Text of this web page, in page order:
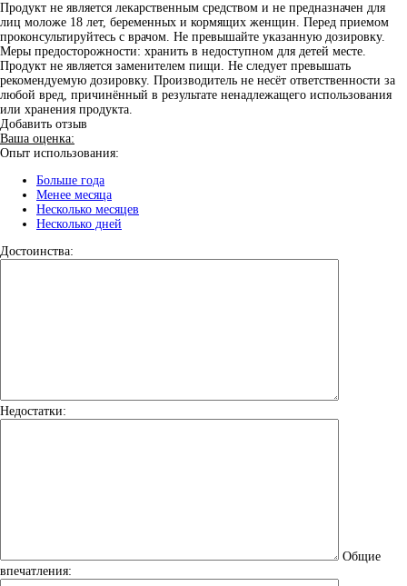
Продукт не является лекарственным средством и не предназначен для
лиц моложе 18 лет, беременных и кормящих женщин. Перед приемом
проконсультируйтесь с врачом. Не превышайте указанную дозировку.
Меры предосторожности: хранить в недоступном для детей месте.
Продукт не является заменителем пищи. Не следует превышать
рекомендуемую дозировку. Производитель не несёт ответственности за
любой вред, причинённый в результате ненадлежащего использования
или хранения продукта.
Добавить отзыв
Ваша оценка:
Опыт использования:
Больше года
Менее месяца
Несколько месяцев
Несколько дней
Достоинства:
Недостатки:
Общие
впечатления: